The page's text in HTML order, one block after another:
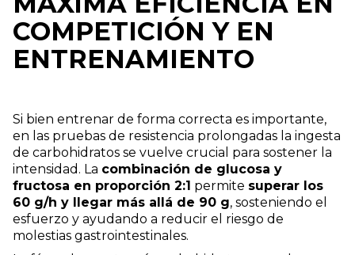
COMPETICIÓN Y EN
ENTRENAMIENTO
Si bien entrenar de forma correcta es importante,
en las pruebas de resistencia prolongadas la ingesta
de carbohidratos se vuelve crucial para sostener la
intensidad. La combinación de glucosa y
fructosa en proporción 2:1 permite superar los
60 g/h y llegar más allá de 90 g, sosteniendo el
esfuerzo y ayudando a reducir el riesgo de
molestias gastrointestinales.